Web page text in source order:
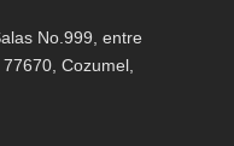
No.999, entre
Cozumel,